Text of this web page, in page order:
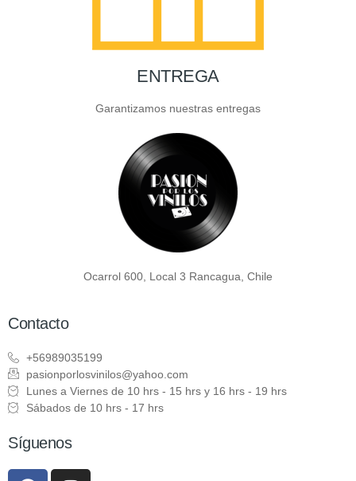
ENTREGA
Garantizamos nuestras entregas
Ocarrol 600, Local 3 Rancagua, Chile
Contacto
+56989035199
pasionporlosvinilos@yahoo.com
Lunes a Viernes de 10 hrs - 15 hrs y 16 hrs - 19 hrs
Sábados de 10 hrs - 17 hrs
Síguenos